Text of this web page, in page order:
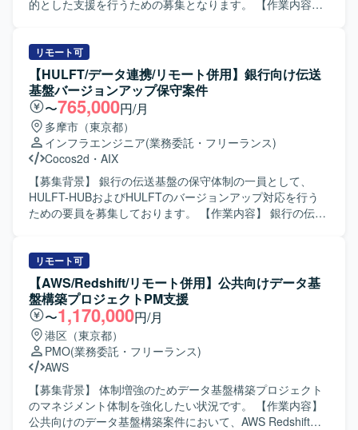
ェクト立ち上げフェーズから参画でき、会計領域における
メンバーのマネジメントなど、上流マネジメントスキルも
磨くことができる環境です。 【開発環境】 SAP FI/CO を中
心とした会計領域のSAP環境を前提としたプロジェクトと
なります。
的とした支援を行うための募集となります。 【作業内容】
ただきます。また、先方運用チームへの技術支援やテクニ
カル相談対応、ベストプラクティスの提供などの技術相
談・伴走支援を実施していただきます。さらに、メンバー
育成やスキルトランスファーを通じたナレッジ共有を行
い、システム運用面での妥当性評価や安全性に関するアド
バイスなどのガバナンス支援にも携わっていただきます。
【求める人物像】 Salesforceに関する豊富な知見をもち、
自ら課題を抽出し改善提案まで推進いただける方を求めて
います。運用チームや関係者と円滑にコミュニケーション
を取りながら、技術面とマネジメントの両面で主体的にリ
ードいただける方が望ましいです。 【ポジションの魅力】
から運用支援まで一貫して関わることができます。技術支
援だけでなくメンバー育成やスキルトランスファーを通じ
て組織全体のレベルアップに貢献できる点も魅力です。
【開発環境】 Service CloudおよびExperience Cloudを中心
としたSalesforce環境において、権限管理やセキュリティ設
計などの運用・改善業務を行います。
リモート可
【HULFT/データ連携/リモート併用】銀行向け伝送
基盤バージョンアップ保守案件
〜765,000円/月
多摩市（東京都）
インフラエンジニア(業務委託・フリーランス)
Cocos2d ・ AIX
【募集背景】 銀行の伝送基盤の保守体制の一員として、
HULFT-HUBおよびHULFTのバージョンアップ対応を行う
ための要員を募集しております。 【作業内容】 銀行の伝送
業をご担当いただきます。データ転送基盤やデータ連携に
関する知見を活かし、既存基盤のバージョンアップに伴う
設計、テスト、必要に応じた移行作業などを行っていただ
きます。 【求める人物像】 データ転送基盤やデータ連携に
関する知見をお持ちで、金融系システムの保守やバージョ
ンアップ対応に粘り強く取り組んでいただける方を求めて
おります。チームの一員としてコミュニケーションを取り
ながら、計画に沿って着実に作業を進めていただける方が
望ましいです。 【ポジションの魅力】 銀行の伝送基盤とい
う重要度の高いシステムの保守およびバージョンアップに
携わることができます。HULFTやHULFT-HUBをはじめと
リモート可
【AWS/Redshift/リモート併用】公共向けデータ基
盤構築プロジェクトPM支援
〜1,170,000円/月
港区（東京都）
PMO(業務委託・フリーランス)
AWS
【募集背景】 体制増強のためデータ基盤構築プロジェクト
のマネジメント体制を強化したい状況です。 【作業内容】
公共向けのデータ基盤構築案件において、AWS Redshiftを